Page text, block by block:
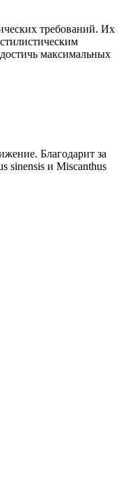
требований. Их
максимальных
Благодарит за
sinensis и Miscanthus